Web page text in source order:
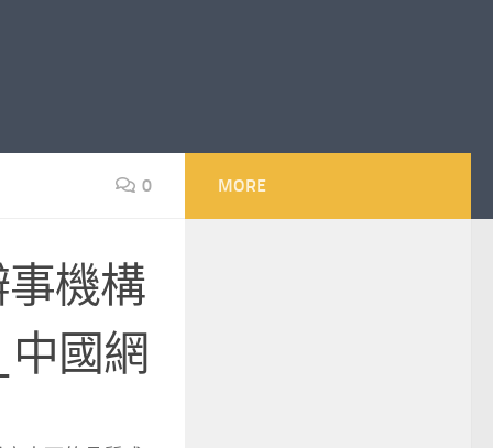
0
機構
國網
MORE